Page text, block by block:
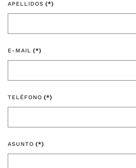
APELLIDOS (*)
E-MAIL (*)
TELÉFONO (*)
ASUNTO (*)